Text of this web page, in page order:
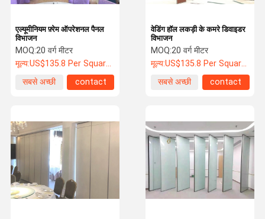
एल्यूमीनियम फ़्रेम ऑपरेशनल पैनल
विभाजन
MOQ:20 वर्ग मीटर
मूल्य:US$135.8 Per Square Meter
सबसे अच्छी
contact
वेडिंग हॉल लकड़ी के कमरे डिवाइडर
विभाजन
MOQ:20 वर्ग मीटर
मूल्य:US$135.8 Per Square Meter
सबसे अच्छी
contact